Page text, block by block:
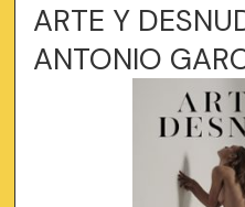
ARTE Y
ANTONIO